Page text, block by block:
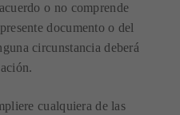
o no comprende
documento o del
circunstancia deberá
cualquiera de las